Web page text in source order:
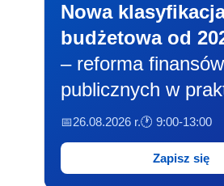
Nowa
budżetowa od
– reforma finansów
publicznych w
📅26.08.2026 r.🕐 9:00-13:00
Zapisz się